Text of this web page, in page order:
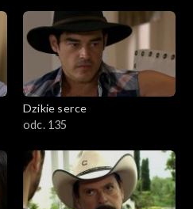
Dzikie serce
odc. 135